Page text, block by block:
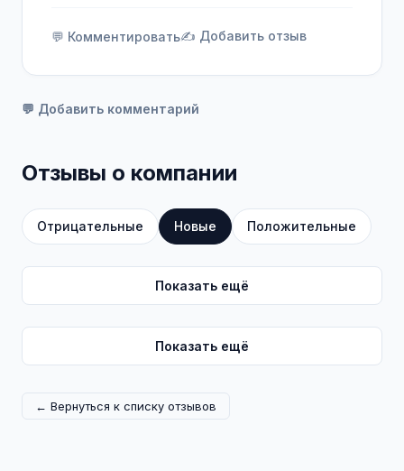
💬 Комментировать✍️ Добавить отзыв
💬 Добавить комментарий
Отзывы о компании
Отрицательные Новые Положительные
Показать ещё
Показать ещё
← Вернуться к списку отзывов